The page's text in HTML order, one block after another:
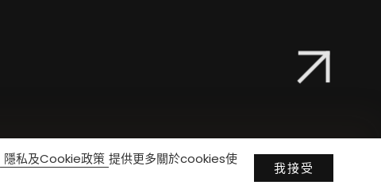
隱私及Cookie政策 提供更多關於cookies使
我接受